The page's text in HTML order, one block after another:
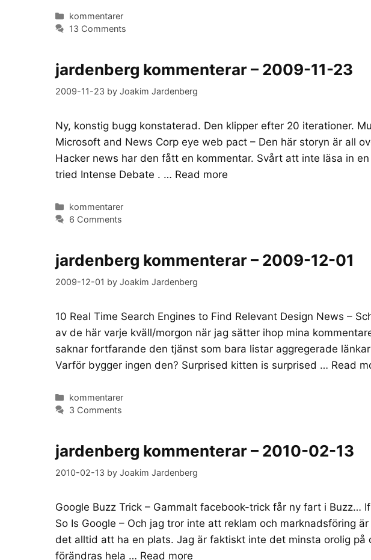
Categories
kommentarer
13 Comments
jardenberg kommenterar – 2009-11-23
2009-11-23 by Joakim Jardenberg
Ny, konstig bugg konstaterad. Den klipper efter 20 iterationer.
Microsoft and News Corp eye web pact – Den här storyn är all
Hacker news har den fått en kommentar. Svårt att inte läsa in
tried Intense Debate . … Read more
Categories
kommentarer
6 Comments
jardenberg kommenterar – 2009-12-01
2009-12-01 by Joakim Jardenberg
10 Real Time Search Engines to Find Relevant Design News –
av de här varje kväll/morgon när jag sätter ihop mina
saknar fortfarande den tjänst som bara listar aggregerade
Varför bygger ingen den? Surprised kitten is surprised … Read
Categories
kommentarer
3 Comments
jardenberg kommenterar – 2010-02-13
2010-02-13 by Joakim Jardenberg
Google Buzz Trick – Gammalt facebook-trick får ny fart i Buzz…
So Is Google – Och jag tror inte att reklam och marknadsföring
det alltid att ha en plats. Jag är faktiskt inte det minsta orolig på
förändras hela … Read more